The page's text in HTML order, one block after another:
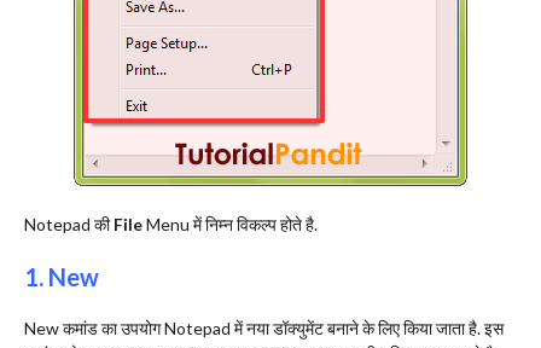
Notepad कीFileMenu में निम्न विकल्प होते है.
1. New
New कमांड का उपयोग Notepad में नया डॉक्युमेंट बनाने के लिए किया जाता है. इस